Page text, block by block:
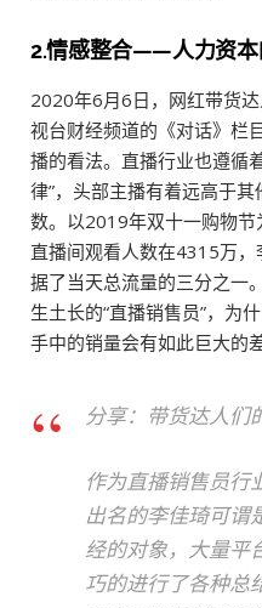
2.情感整合——人力资本
2020年6月6日，网红带货
视台财经频道的《对话》栏
播的看法。直播行业也遵循
律”，头部主播有着远高于
数。以2019年双十一购物
直播间观看人数在4315万
据了当天总流量的三分之一
生土长的“直播销售员”，为
手中的销量会有如此巨大的
分享：带货达人们
作为直播销售员行
出名的李佳琦可谓
经的对象，大量平
巧的进行了各种总